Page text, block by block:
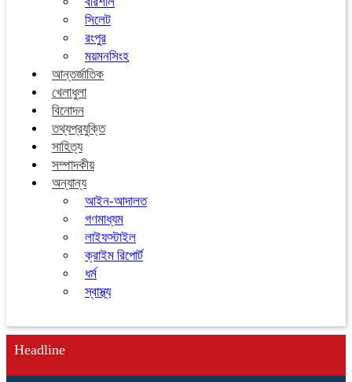
সিলেট
রংপুর
ময়মনসিংহ
আন্তর্জাতিক
খেলাধুলা
বিনোদন
তথ্যপ্রযুক্তি
সাহিত্য
সম্পাদকীয়
অন্যান্য
আইন-আদালত
গণমাধ্যম
লাইফস্টাইল
ক্রাইম রিপোর্ট
ধর্ম
স্বাস্থ্য
Headline